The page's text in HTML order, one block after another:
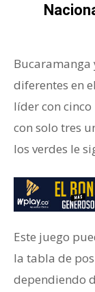
Bucaramanga
diferentes en
líder con
con solo tres
los verdes le
Este juego
la tabla de
dependiendo